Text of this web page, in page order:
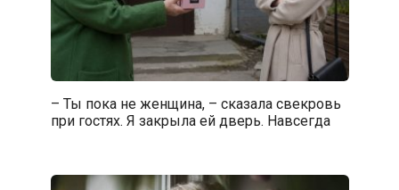
– Ты пока не женщина, – сказала свекровь
при гостях. Я закрыла ей дверь. Навсегда